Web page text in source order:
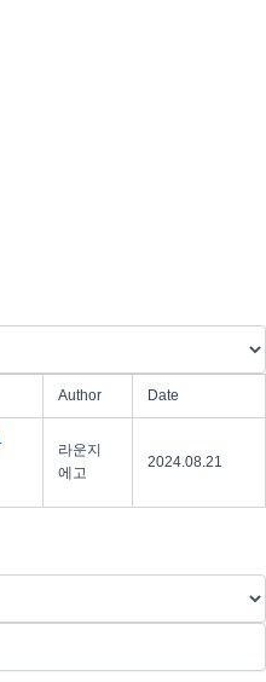
Author Date
라운지
에고
2024.08.21